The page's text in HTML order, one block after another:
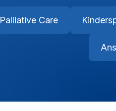
Palliative Care